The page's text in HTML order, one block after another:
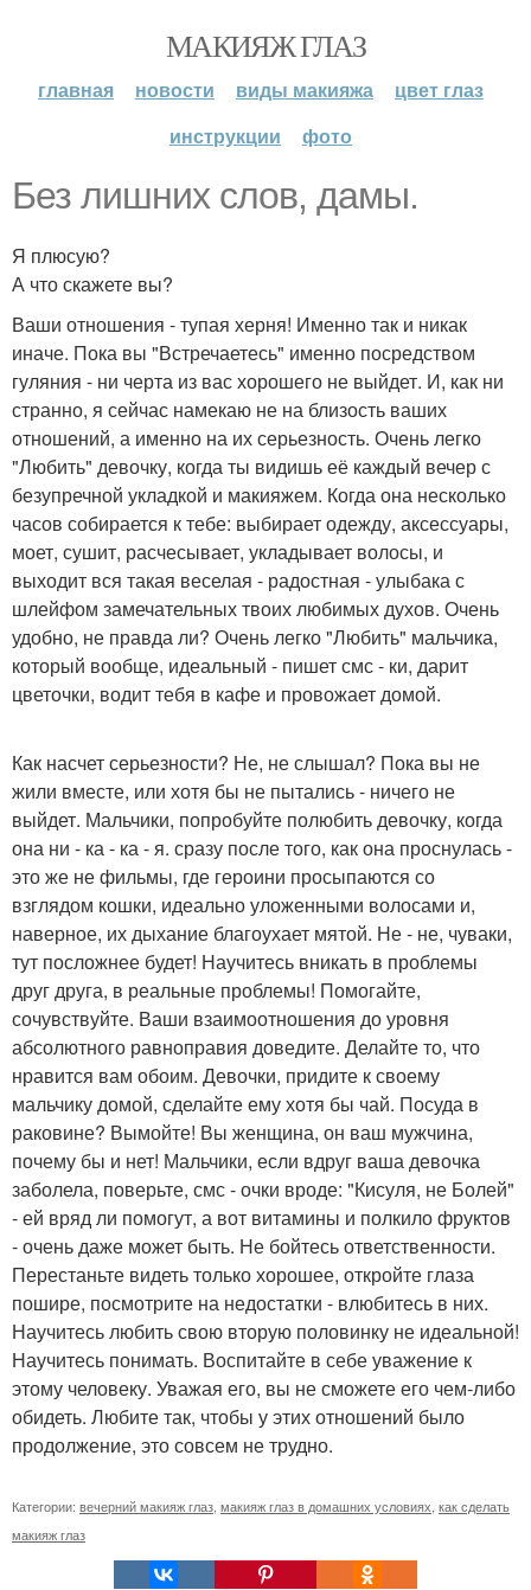
МАКИЯЖ ГЛАЗ
главная новости виды макияжа
цвет глаз
инструкции
фото
Без лишних слов, дамы.
Я плюсую?
А что скажете вы?
Ваши отношения - тупая херня! Именно так и никак
иначе. Пока вы "Встречаетесь" именно посредством
гуляния - ни черта из вас хорошего не выйдет. И, как ни
странно, я сейчас намекаю не на близость ваших
отношений, а именно на их серьезность. Очень легко
"Любить" девочку, когда ты видишь её каждый вечер с
безупречной укладкой и макияжем. Когда она несколько
часов собирается к тебе: выбирает одежду, аксессуары,
моет, сушит, расчесывает, укладывает волосы, и
выходит вся такая веселая - радостная - улыбака с
шлейфом замечательных твоих любимых духов. Очень
удобно, не правда ли? Очень легко "Любить" мальчика,
который вообще, идеальный - пишет смс - ки, дарит
цветочки, водит тебя в кафе и провожает домой.
Как насчет серьезности? Не, не слышал? Пока вы не
жили вместе, или хотя бы не пытались - ничего не
выйдет. Мальчики, попробуйте полюбить девочку, когда
она ни - ка - ка - я. сразу после того, как она проснулась -
это же не фильмы, где героини просыпаются со
взглядом кошки, идеально уложенными волосами и,
наверное, их дыхание благоухает мятой. Не - не, чуваки,
тут посложнее будет! Научитесь вникать в проблемы
друг друга, в реальные проблемы! Помогайте,
сочувствуйте. Ваши взаимоотношения до уровня
абсолютного равноправия доведите. Делайте то, что
нравится вам обоим. Девочки, придите к своему
мальчику домой, сделайте ему хотя бы чай. Посуда в
раковине? Вымойте! Вы женщина, он ваш мужчина,
почему бы и нет! Мальчики, если вдруг ваша девочка
заболела, поверьте, смс - очки вроде: "Кисуля, не Болей"
- ей вряд ли помогут, а вот витамины и полкило фруктов
- очень даже может быть. Не бойтесь ответственности.
Перестаньте видеть только хорошее, откройте глаза
пошире, посмотрите на недостатки - влюбитесь в них.
Научитесь любить свою вторую половинку не идеальной!
Научитесь понимать. Воспитайте в себе уважение к
этому человеку. Уважая его, вы не сможете его чем-либо
обидеть. Любите так, чтобы у этих отношений было
продолжение, это совсем не трудно.
Категории: вечерний макияж глаз макияж глаз в домашних условиях как сделать
макияж глаз